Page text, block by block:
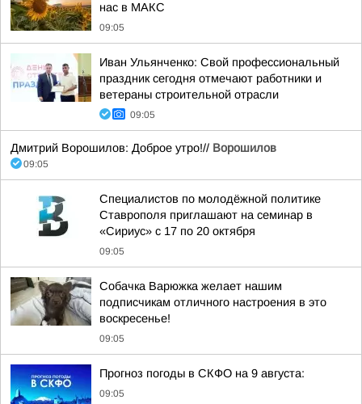
нас в МАКС
09:05
Иван Ульянченко: Свой профессиональный
праздник сегодня отмечают работники и
ветераны строительной отрасли
09:05
Дмитрий Ворошилов: Доброе утро!// Ворошилов
09:05
Специалистов по молодёжной политике
Ставрополя приглашают на семинар в
«Сириус» с 17 по 20 октября
09:05
Собачка Варюжка желает нашим
подписчикам отличного настроения в это
воскресенье!
09:05
Прогноз погоды в СКФО на 9 августа:
09:05